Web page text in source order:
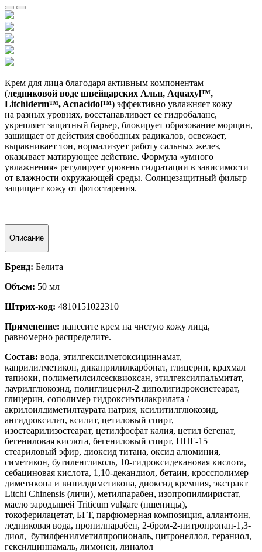
Крем для лица благодаря активным компонентам
(ледниковой воде швейцарских Альп, Aquaxyl™,
Litchiderm™, Acnacidol™) эффективно увлажняет кожу
на разных уровнях, восстанавливает ее гидробаланс,
укрепляет защитный барьер, блокирует образование морщин,
защищает от действия свободных радикалов, освежает,
выравнивает тон, нормализует работу сальных желез,
оказывает матирующее действие. Формула «умного
увлажнения» регулирует уровень гидратации в зависимости
от влажности окружающей среды. Солнцезащитный фильтр
защищает кожу от фотостарения.
Описание
Бренд: Белита
Объем: 50 мл
Штрих-код: 4810151022310
Применение: нанесите крем на чистую кожу лица,
равномерно распределите.
Состав: вода, этилгексилметоксициннамат,
каприлилметикон, дикаприлилкарбонат, глицерин, крахмал
тапиоки, полиметилсилсесквиоксан, этилгексилпальмитат,
лаурилглюкозид, полиглицерил-2 диполигидроксистеарат,
глицерин, сополимер гидроксиэтилакрилата /
акрилоилдиметилтаурата натрия, ксилитилглюкозид,
ангидроксилит, ксилит, цетиловый спирт,
изостеарилизостеарат, цетилфосфат калия, цетил бегенат,
бегениловая кислота, бегениловый спирт, ППГ-15
стеариловый эфир, диоксид титана, оксид алюминия,
симетикон, бутиленгликоль, 10-гидроксидекановая кислота,
себациновая кислота, 1,10-декандиол, бетаин, кроссполимер
диметикона и винилдиметикона, диоксид кремния, экстракт
Litchi Chinensis (личи), метилпарабен, изопропилмиристат,
масло зародышей Triticum vulgare (пшеницы),
токоферилацетат, БГТ, парфюмерная композиция, аллантоин,
ледниковая вода, пропилпарабен, 2-бром-2-нитропропан-1,3-
диол, бутилфенилметилпропиональ, цитронеллол, гераниол,
гексилциннамаль, лимонен, линалол